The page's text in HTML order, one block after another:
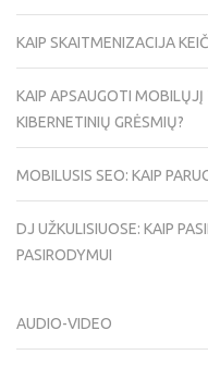
KAIP SKAITMENIZACIJA
KAIP APSAUGOTI MOBILŲJĮ
KIBERNETINIŲ GRĖSMIŲ?
MOBILUSIS SEO: KAIP
DJ UŽKULISIUOSE: KAIP
PASIRODYMUI
AUDIO-VIDEO